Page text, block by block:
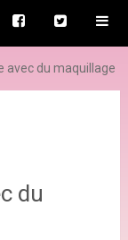
avec du maquillage
du